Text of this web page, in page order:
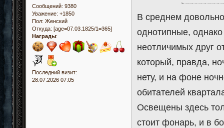
Сообщений: 9380
Уважение: +1850
Пол: Женский
Откуда: [age=07.03.1825/1=365]
Награды:
Последний визит:
28.07.2026 07:05
В среднем
однотипные,
неотличимых друг
который, правда,
нету, и на фоне
обитателей
Освещены здесь
стоит фонарь, и в